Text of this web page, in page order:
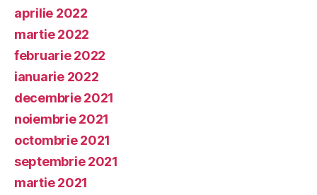
aprilie 2022
martie 2022
februarie 2022
ianuarie 2022
decembrie 2021
noiembrie 2021
octombrie 2021
septembrie 2021
martie 2021